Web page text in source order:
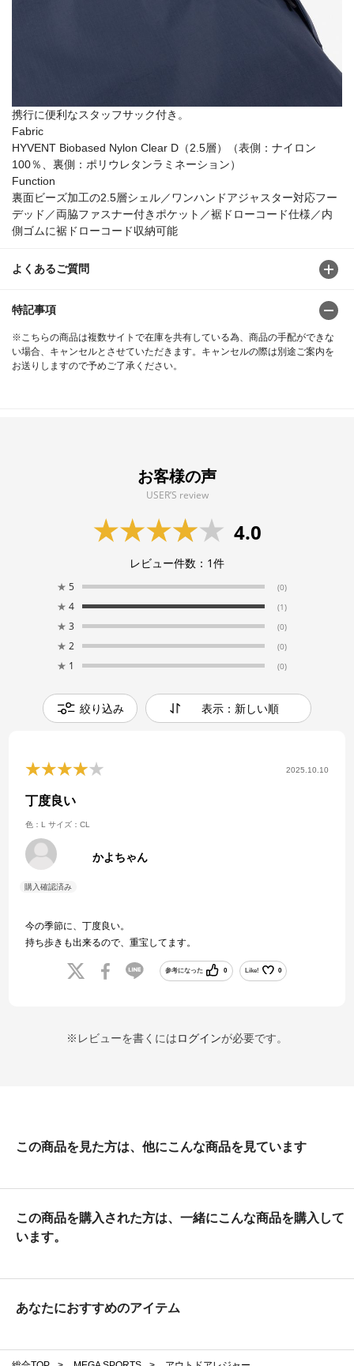
携行に便利なスタッフサック付き。
Fabric
HYVENT Biobased Nylon Clear D（2.5層）（表側：ナイロン
100％、裏側：ポリウレタンラミネーション）
Function
裏面ビーズ加工の2.5層シェル／ワンハンドアジャスター対応フー
デッド／両脇ファスナー付きポケット／裾ドローコード仕様／内
側ゴムに裾ドローコード収納可能
よくあるご質問
特記事項
※こちらの商品は複数サイトで在庫を共有している為、商品の手配ができな
い場合、キャンセルとさせていただきます。キャンセルの際は別途ご案内を
お送りしますので予めご了承ください。
お客様の声
USER’S review
4.0
レビュー件数： 1件
★ 5 (0)
★ 4 (1)
★ 3 (0)
★ 2 (0)
★ 1 (0)
絞り込み 表示：新しい順
2025.10.10
丁度良い
色：L サイズ：CL
かよちゃん
今の季節に、丁度良い。
持ち歩きも出来るので、重宝してます。
参考になった 0 Like! 0
※レビューを書くにはログインが必要です。
この商品を見た方は、他にこんな商品を見ています
この商品を購入された方は、一緒にこんな商品を購入して
います。
あなたにおすすめのアイテム